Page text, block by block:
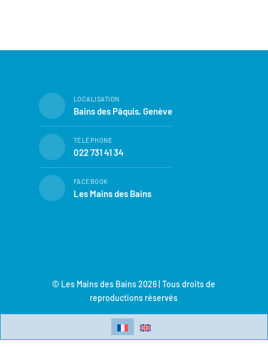
LOCALISATION
Bains des Pâquis, Genève
TÉLÉPHONE
022 731 41 34
FACEBOOK
Les Mains des Bains
© Les Mains des Bains 2026 | Tous droits de
reproductions réservés